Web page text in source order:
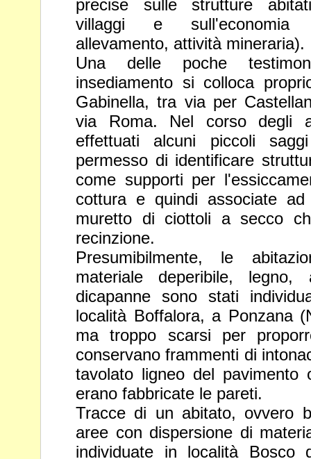
precise sulle strutture
villaggi e sull'economia
allevamento, attività mineraria).
Una delle poche
insediamento si colloca
Gabinella, tra via per
via Roma. Nel corso degli
effettuati alcuni piccoli
permesso di identificare
come supporti per
cottura e quindi associate
muretto di ciottoli a secco
recinzione.
Presumibilmente, le
materiale deperibile,
dicapanne sono stati
località Boffalora, a Ponzana
ma troppo scarsi per
conservano frammenti di
tavolato ligneo del pavimento
erano fabbricate le pareti.
Tracce di un abitato, ovvero
aree con dispersione di
individuate in località Bosco